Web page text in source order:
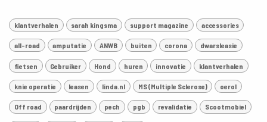
klantverhalen sarah kingsma support magazine accessories
all-road amputatie ANWB buiten corona dwarsleasie
fietsen Gebruiker Hond huren innovatie klantverhalen
knie operatie leasen linda.nl MS (Multiple Sclerose) oerol
Off road paardrijden pech pgb revalidatie Scootmobiel